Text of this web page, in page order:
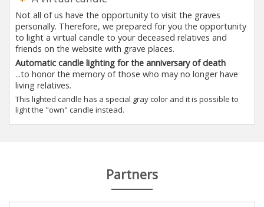
Not all of us have the opportunity to visit the graves
personally. Therefore, we prepared for you the opportunity
to light a virtual candle to your deceased relatives and
friends on the website with grave places.
Automatic candle lighting for the anniversary of death
...to honor the memory of those who may no longer have
living relatives.
This lighted candle has a special gray color and it is possible to
light the "own" candle instead.
Partners